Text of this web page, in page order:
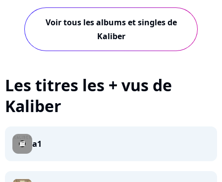
Voir tous les albums et singles de
Kaliber
Les titres les + vus de
Kaliber
a1